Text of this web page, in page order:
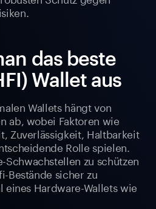
das beste
Wallet aus
Wallets hängt von
ab, wobei Faktoren wie
Zuverlässigkeit, Haltbarkeit
Rolle spielen.
zu schützen
Bestände sicher zu
Hardware-Wallets wie